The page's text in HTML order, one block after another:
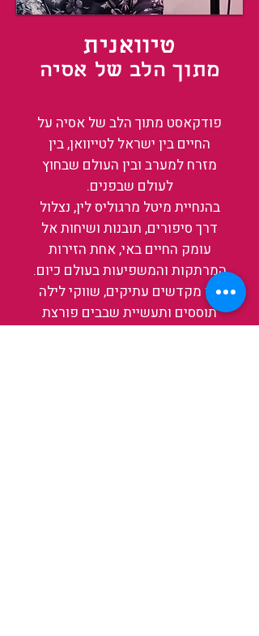
טיוואנית
מתוך הלב של אסיה
פודקאסט מתוך הלב של אסיה על
החיים בין ישראל לטייוואן, בין
מזרח למערב ובין העולם שבחוץ
לעולם שבפנים.
בהנחיית מיטל מרגוליס לין, נצלול
דרך סיפורים, תובנות ושיחות אל
עומק החיים באי, אחת הזירות
המרתקות והמשפיעות בעולם כיום.
בין מקדשים עתיקים, שווקי לילה
תוססים ותעשיית שבבים פורצת